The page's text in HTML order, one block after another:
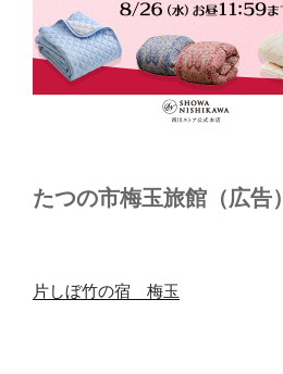
たつの市梅玉旅館（広告）
片しぼ竹の宿 梅玉